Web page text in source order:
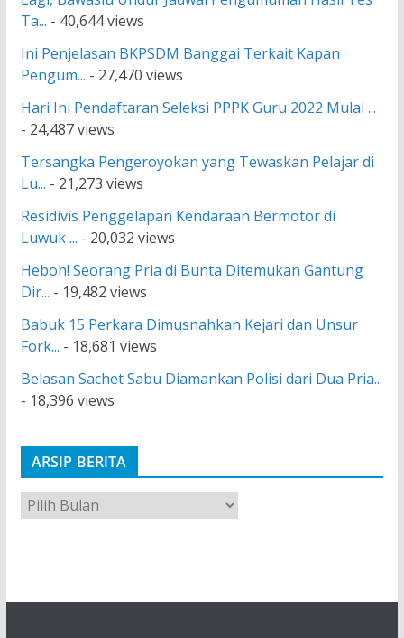
Ta... - 40,644 views
Ini Penjelasan BKPSDM Banggai Terkait Kapan
Pengum... - 27,470 views
Hari Ini Pendaftaran Seleksi PPPK Guru 2022 Mulai ...
- 24,487 views
Tersangka Pengeroyokan yang Tewaskan Pelajar di
Lu... - 21,273 views
Residivis Penggelapan Kendaraan Bermotor di
Luwuk ... - 20,032 views
Heboh! Seorang Pria di Bunta Ditemukan Gantung
Dir... - 19,482 views
Babuk 15 Perkara Dimusnahkan Kejari dan Unsur
Fork... - 18,681 views
Belasan Sachet Sabu Diamankan Polisi dari Dua Pria...
- 18,396 views
ARSIP BERITA
A
r